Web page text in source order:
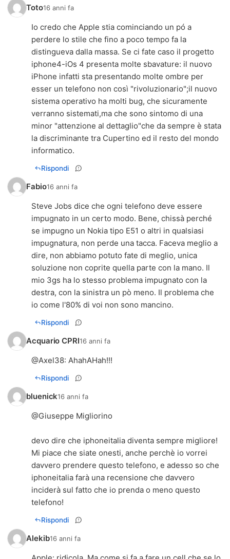
Toto16 anni fa
Io credo che Apple stia cominciando un pó a
perdere lo stile che fino a poco tempo fa la
distingueva dalla massa. Se ci fate caso il progetto
iphone4-iOs 4 presenta molte sbavature: il nuovo
iPhone infatti sta presentando molte ombre per
esser un telefono non così "rivoluzionario";il nuovo
sistema operativo ha molti bug, che sicuramente
verranno sistemati,ma che sono sintomo di una
minor "attenzione al dettaglio"che da sempre è stata
la discriminante tra Cupertino ed il resto del mondo
informatico.
Rispondi
Fabio16 anni fa
Steve Jobs dice che ogni telefono deve essere
impugnato in un certo modo. Bene, chissà perché
se impugno un Nokia tipo E51 o altri in qualsiasi
impugnatura, non perde una tacca. Faceva meglio a
dire, non abbiamo potuto fate di meglio, unica
soluzione non coprite quella parte con la mano. Il
mio 3gs ha lo stesso problema impugnato con la
destra, con la sinistra un pò meno. Il problema che
io come l'80% di voi non sono mancino.
Rispondi
Acquario CPRI16 anni fa
@Axel38: AhahAHah!!!
Rispondi
bluenick16 anni fa
@Giuseppe Migliorino
devo dire che iphoneitalia diventa sempre migliore!
Mi piace che siate onesti, anche perchè io vorrei
davvero prendere questo telefono, e adesso so che
iphoneitalia farà una recensione che davvero
inciderà sul fatto che io prenda o meno questo
telefono!
Rispondi
Alekib16 anni fa